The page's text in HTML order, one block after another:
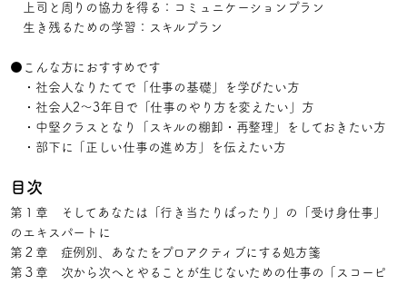
上司と周りの協力を得る：コミュニケーションプラン
生き残るための学習：スキルプラン
●こんな方におすすめです
・社会人なりたてで「仕事の基礎」を学びたい方
・社会人2～3年目で「仕事のやり方を変えたい」方
・中堅クラスとなり「スキルの棚卸・再整理」をしておきたい方
・部下に「正しい仕事の進め方」を伝えたい方
目次
第１章 そしてあなたは「行き当たりばったり」の「受け身仕事」
のエキスパートに
第２章 症例別、あなたをプロアクティブにする処方箋
第３章 次から次へとやることが生じないための仕事の「スコーピ